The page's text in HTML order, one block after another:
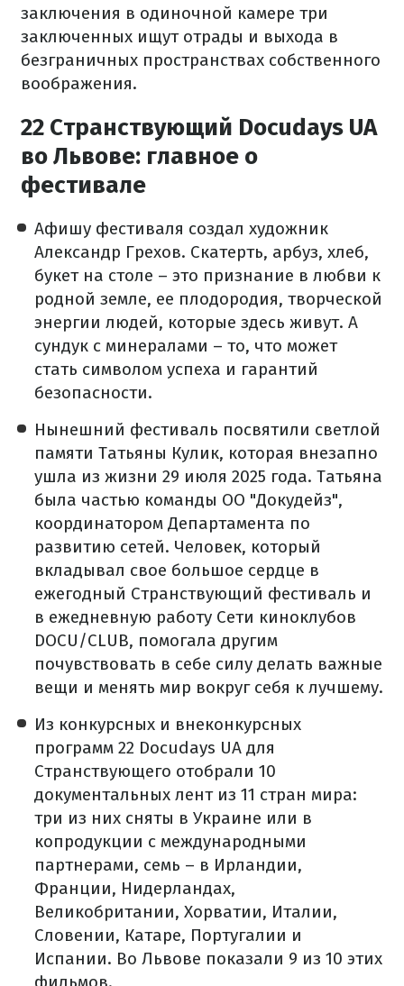
заключения в одиночной камере три
заключенных ищут отрады и выхода в
безграничных пространствах собственного
воображения.
22 Странствующий Docudays UA
во Львове: главное о
фестивале
Афишу фестиваля создал художник
Александр Грехов. Скатерть, арбуз, хлеб,
букет на столе – это признание в любви к
родной земле, ее плодородия, творческой
энергии людей, которые здесь живут. А
сундук с минералами – то, что может
стать символом успеха и гарантий
безопасности.
Нынешний фестиваль посвятили светлой
памяти Татьяны Кулик, которая внезапно
ушла из жизни 29 июля 2025 года. Татьяна
была частью команды ОО "Докудейз",
координатором Департамента по
развитию сетей. Человек, который
вкладывал свое большое сердце в
ежегодный Странствующий фестиваль и
в ежедневную работу Сети киноклубов
DOCU/CLUB, помогала другим
почувствовать в себе силу делать важные
вещи и менять мир вокруг себя к лучшему.
Из конкурсных и внеконкурсных
программ 22 Docudays UA для
Странствующего отобрали 10
документальных лент из 11 стран мира:
три из них сняты в Украине или в
копродукции с международными
партнерами, семь – в Ирландии,
Франции, Нидерландах,
Великобритании, Хорватии, Италии,
Словении, Катаре, Португалии и
Испании. Во Львове показали 9 из 10 этих
фильмов.